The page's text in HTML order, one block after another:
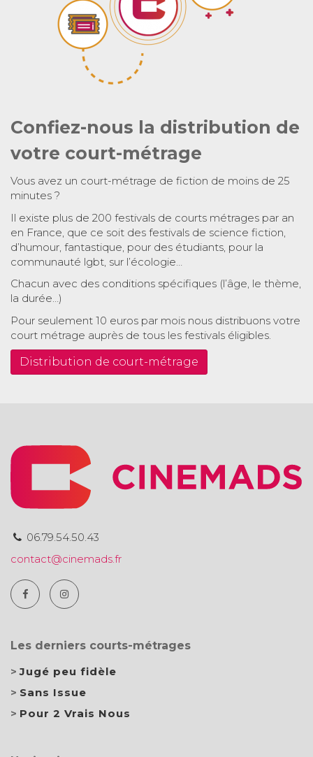
Confiez-nous la distribution de
votre court-métrage
Vous avez un court-métrage de fiction de moins de 25
minutes ?
Il existe plus de 200 festivals de courts métrages par an
en France, que ce soit des festivals de science fiction,
d’humour, fantastique, pour des étudiants, pour la
communauté lgbt, sur l’écologie…
Chacun avec des conditions spécifiques (l’âge, le thème,
la durée…)
Pour seulement 10 euros par mois nous distribuons votre
court métrage auprès de tous les festivals éligibles.
Distribution de court-métrage
06.79.54.50.43
contact@cinemads.fr
Les derniers courts-métrages
Jugé peu fidèle
Sans Issue
Pour 2 Vrais Nous